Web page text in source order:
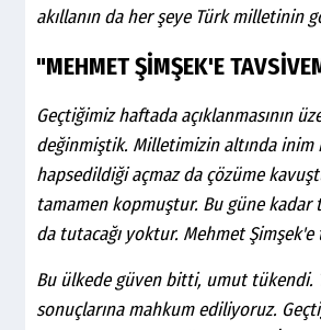
akıllanın da her şeye Türk milletinin
"MEHMET ŞİMŞEK'E
Geçtiğimiz haftada açıklanmasının
değinmiştik. Milletimizin altında
hapsedildiği açmaz da çözüme
tamamen kopmuştur. Bu güne kadar
da tutacağı yoktur. Mehmet
Bu ülkede güven bitti, umut tükendi.
sonuçlarına mahkum ediliyoruz.